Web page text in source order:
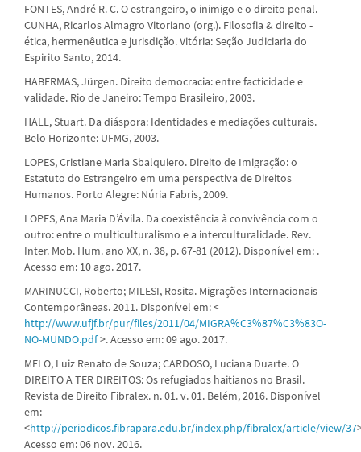
FONTES, André R. C. O estrangeiro, o inimigo e o direito penal.
CUNHA, Ricarlos Almagro Vitoriano (org.). Filosofia & direito -
ética, hermenêutica e jurisdição. Vitória: Seção Judiciaria do
Espirito Santo, 2014.
HABERMAS, Jürgen. Direito democracia: entre facticidade e
validade. Rio de Janeiro: Tempo Brasileiro, 2003.
HALL, Stuart. Da diáspora: Identidades e mediações culturais.
Belo Horizonte: UFMG, 2003.
LOPES, Cristiane Maria Sbalquiero. Direito de Imigração: o
Estatuto do Estrangeiro em uma perspectiva de Direitos
Humanos. Porto Alegre: Núria Fabris, 2009.
LOPES, Ana Maria D’Ávila. Da coexistência à convivência com o
outro: entre o multiculturalismo e a interculturalidade. Rev.
Inter. Mob. Hum. ano XX, n. 38, p. 67-81 (2012). Disponível em: .
Acesso em: 10 ago. 2017.
MARINUCCI, Roberto; MILESI, Rosita. Migrações Internacionais
Contemporâneas. 2011. Disponível em: <
http://www.ufjf.br/pur/files/2011/04/MIGRA%C3%87%C3%83O-
NO-MUNDO.pdf>. Acesso em: 09 ago. 2017.
MELO, Luiz Renato de Souza; CARDOSO, Luciana Duarte. O
DIREITO A TER DIREITOS: Os refugiados haitianos no Brasil.
Revista de Direito Fibralex. n. 01. v. 01. Belém, 2016. Disponível
em:
<http://periodicos.fibrapara.edu.br/index.php/fibralex/article/view/37
Acesso em: 06 nov. 2016.